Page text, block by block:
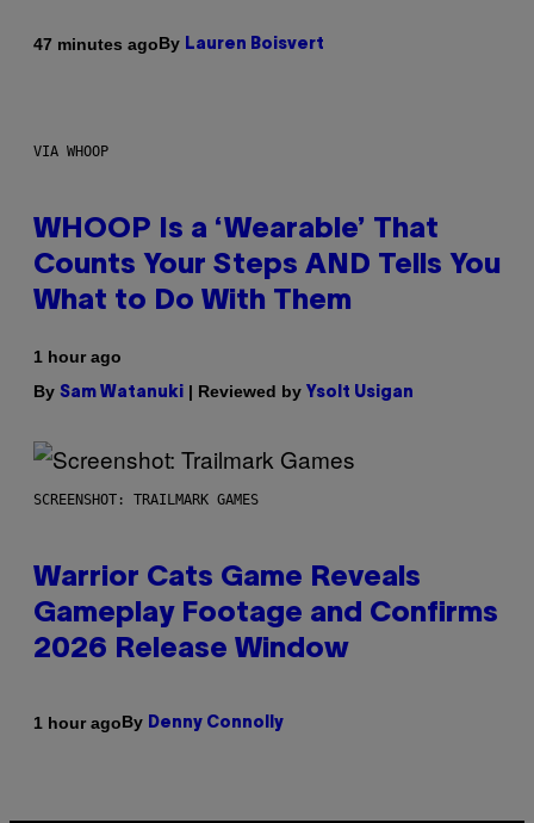
47 minutes agoBy Lauren Boisvert
VIA WHOOP
WHOOP Is a ‘Wearable’ That
Counts Your Steps AND Tells You
What to Do With Them
1 hour ago
By Sam Watanuki | Reviewed by Ysolt Usigan
SCREENSHOT: TRAILMARK GAMES
Warrior Cats Game Reveals
Gameplay Footage and Confirms
2026 Release Window
1 hour agoBy Denny Connolly